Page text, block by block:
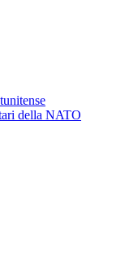
della NATO